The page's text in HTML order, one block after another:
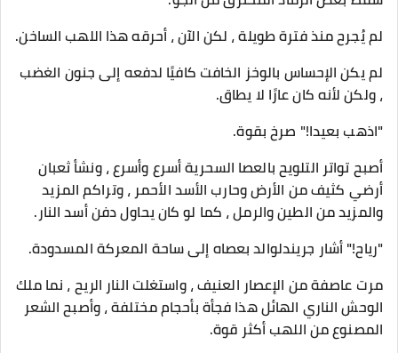
لم يُجرح منذ فترة طويلة ، لكن الآن ، أحرقه هذا اللهب الساخن.
لم يكن الإحساس بالوخز الخافت كافيًا لدفعه إلى جنون الغضب
، ولكن لأنه كان عارًا لا يطاق.
"اذهب بعيدا!" صرخ بقوة.
أصبح تواتر التلويح بالعصا السحرية أسرع وأسرع ، ونشأ ثعبان
أرضي كثيف من الأرض وحارب الأسد الأحمر ، وتراكم المزيد
والمزيد من الطين والرمل ، كما لو كان يحاول دفن أسد النار.
"رياح!" أشار جريندلوالد بعصاه إلى ساحة المعركة المسدودة.
مرت عاصفة من الإعصار العنيف ، واستغلت النار الريح ، نما ملك
الوحش الناري الهائل هذا فجأة بأحجام مختلفة ، وأصبح الشعر
المصنوع من اللهب أكثر قوة.